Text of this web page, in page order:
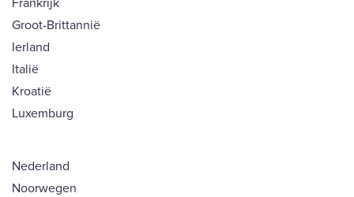
Groot-Brittannië
Ierland
Italië
Kroatië
Luxemburg
Nederland
Noorwegen